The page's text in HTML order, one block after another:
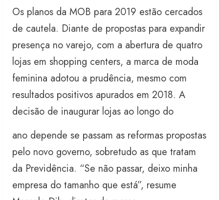
Os planos da MOB para 2019 estão cercados
de cautela. Diante de propostas para expandir
presença no varejo, com a abertura de quatro
lojas em shopping centers, a marca de moda
feminina adotou a prudência, mesmo com
resultados positivos apurados em 2018. A
decisão de inaugurar lojas ao longo do
ano depende se passam as reformas propostas
pelo novo governo, sobretudo as que tratam
da Previdência. “Se não passar, deixo minha
empresa do tamanho que está”, resume